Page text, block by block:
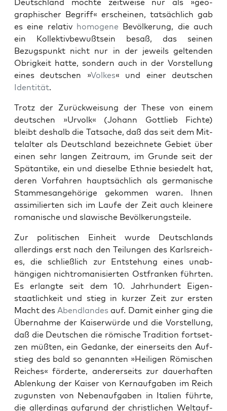
Deutsch­land mochte zeitweise nur als »geo­
graphis­ch­er Begriff« erscheinen, tat­säch­lich gab
es eine rel­a­tiv homo­gene Bevölkerung, die auch
ein Kollek­tivbe­wußt­sein besaß, das seinen
Bezugspunkt nicht nur in der jew­eils gel­tenden
Obrigkeit hat­te, son­dern auch in der Vorstel­lung
eines deutschen »Volkes« und ein­er deutschen
Iden­tität.
Trotz der Zurück­weisung der These von einem
deutschen »Urvolk« (Johann Got­tlieb Fichte)
bleibt deshalb die Tat­sache, daß das seit dem Mit­
te­lal­ter als Deutsch­land beze­ich­nete Gebi­et über
einen sehr lan­gen Zeitraum, im Grunde seit der
Spä­tan­tike, ein und dieselbe Eth­nie besiedelt hat,
deren Vor­fahren haupt­säch­lich als ger­man­is­che
Stamme­sange­hörige gekom­men waren. Ihnen
assim­i­lierten sich im Laufe der Zeit auch kleinere
roman­is­che und slaw­is­che Bevölkerung­steile.
Zur poli­tis­chen Ein­heit wurde Deutsch­lands
allerd­ings erst nach den Teilun­gen des Karl­sre­ich­
es, die schließlich zur Entste­hung eines unab­
hängi­gen nichtro­man­isierten Ost­franken führten.
Es erlangte seit dem 10. Jahrhun­dert Eigen­
staatlichkeit und stieg in kurz­er Zeit zur ersten
Macht desAbend­lan­des auf. Damit ein­her ging die
Über­nahme der Kaiser­würde und die Vorstel­lung,
daß die Deutschen die römis­che Tra­di­tion fort­set­
zen müßten, ein Gedanke, der ein­er­seits den Auf­
stieg des bald so genan­nten »Heili­gen Römis­chen
Reich­es« förderte, ander­er­seits zur dauer­haften
Ablenkung der Kaiser von Ker­nauf­gaben im Reich
zugun­sten von Nebe­nauf­gaben in Ital­ien führte,
die allerd­ings auf­grund der christlichen Weltauf­